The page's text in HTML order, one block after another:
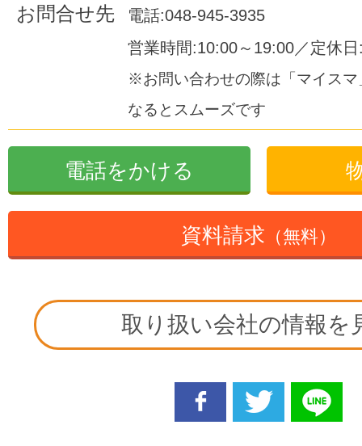
お問合せ先
電話:048-945-3935
営業時間:10:00～19:00／定休
※お問い合わせの際は「マイス
なるとスムーズです
電話をかける
資料請求 （無料）
取り扱い会社の情報を